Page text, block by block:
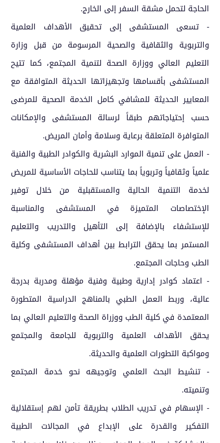
الحاجة لتحمل مشقة السفر إلى الخارج.
- تسعى المستشفى إلى تحقيق الأهداف العلمية
والتربوية والثقافية والصحية المرسومة من قبل وزارة
التعليم العالي ووزارة الصحة لتنمية المجتمع، كما تتيح
المستشفى بأقسامها وتجهيزاتها الحديثة المتوافقة مع
المعايير الحديثة للمشافي كامل الخدمة الصحية للمرضى
حسب إحتياجاتهم طبقاً لرسالة المستشفى والإمكانات
المتوافرة المتعلقة برعاية وسلامة وأمان المريض.
- العمل على تنمية الموارد البشرية والكوادر الطبية والفنية
علمياً وثقافياً وتربوياً بما يتناسب للحاجات الأساسية للمريض
لخدمة التنمية الحالية والمستقبلية من خلال توفير
الإختصاصات المتميزة في المستشفى والمناسبة
للإستشفاء بالإضافة إلى التأهيل والتدريب والتعليم
المستمر بما يحقق الترابط بين أهداف المستشفى وكلية
الطب وحاجات المجتمع.
- اعتماد كوادر إدارية وطبية وفنية مؤهلة ومدربة بدرجة
عالية، وربط العمل الطبي بالمناهج الدراسية المتطورة
المعتمدة في كلية الطب ووزراة الصحة والتعليم العالي بما
يحقق الأهداف العلمية والتربوية للجامعة والمجتمع
ومواكبة التطورات العلمية والحديثة.
- تنشيط البحث العلمي وتوجيهه نحو خدمة المجتمع
وتنميته.
- الإسهام في تدريب الطلاب بطريقة تأمن لهم إستقلالية
التفكير والقدرة على الإبداع في المجالات الطبية